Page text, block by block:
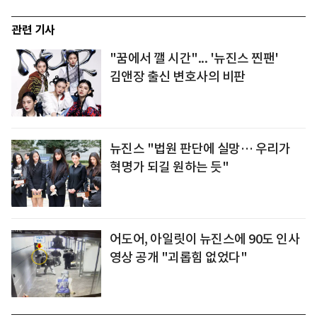
관련 기사
"꿈에서 깰 시간"... '뉴진스 찐팬'
김앤장 출신 변호사의 비판
뉴진스 "법원 판단에 실망… 우리가
혁명가 되길 원하는 듯"
어도어, 아일릿이 뉴진스에 90도 인사
영상 공개 "괴롭힘 없었다"